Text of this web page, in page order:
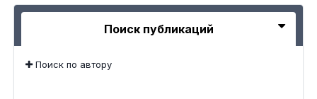
Поиск публикаций
Поиск по автору